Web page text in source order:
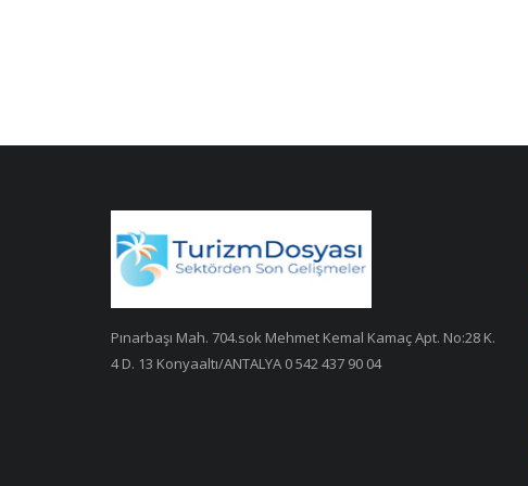
Pınarbaşı Mah. 704.sok Mehmet Kemal Kamaç Apt. No:28 K.
4 D. 13 Konyaaltı/ANTALYA 0 542 437 90 04